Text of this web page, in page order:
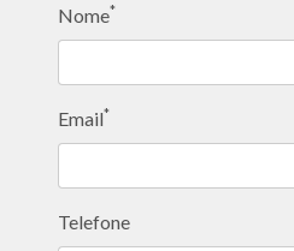
Nome*
Email*
Telefone